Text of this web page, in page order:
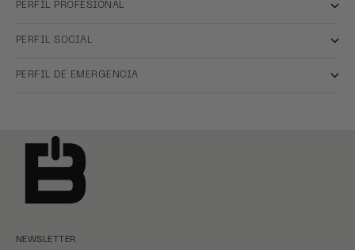
PERFIL PROFESIONAL
PERFIL SOCIAL
PERFIL DE EMERGENCIA
NEWSLETTER